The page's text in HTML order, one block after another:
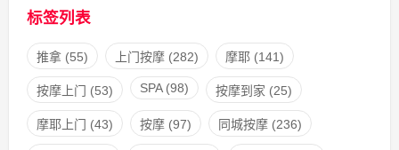
标签列表
推拿(55) 上门按摩(282) 摩耶(141)
按摩上门 (53) SPA(98) 按摩到家 (25)
摩耶上门 (43) 按摩(97) 同城按摩(236)